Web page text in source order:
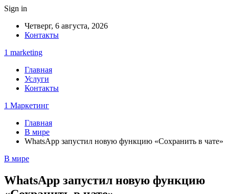
Sign in
Четверг, 6 августа, 2026
Контакты
1 marketing
Главная
Услуги
Контакты
1 Маркетинг
Главная
В мире
WhatsApp запустил новую функцию «Сохранить в чате»
В мире
WhatsApp запустил новую функцию